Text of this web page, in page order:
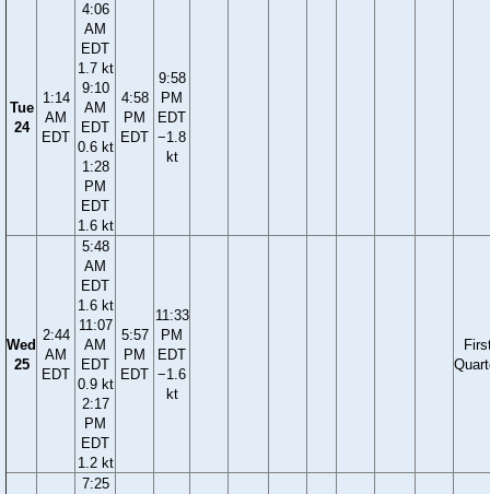
Tue
24
1:14
AM
EDT
4:06
AM
EDT
1.7 kt
9:10
AM
EDT
0.6 kt
1:28
PM
EDT
1.6 kt
4:58
PM
EDT
9:58
PM
EDT
−1.8
kt
Wed
25
2:44
AM
EDT
5:48
AM
EDT
1.6 kt
11:07
AM
EDT
0.9 kt
2:17
PM
EDT
1.2 kt
5:57
PM
EDT
11:33
PM
EDT
−1.6
kt
7:25